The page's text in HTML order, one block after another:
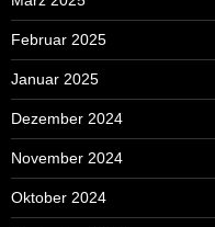
Februar 2025
Januar 2025
Dezember 2024
November 2024
Oktober 2024